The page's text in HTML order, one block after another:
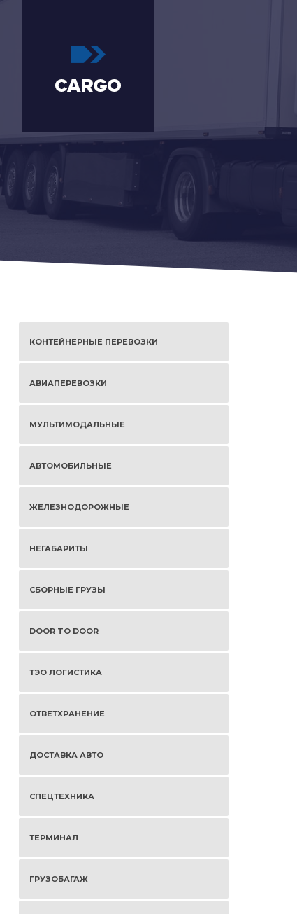
КОНТЕЙНЕРНЫЕ ПЕРЕВОЗКИ
АВИАПЕРЕВОЗКИ
МУЛЬТИМОДАЛЬНЫЕ
АВТОМОБИЛЬНЫЕ
ЖЕЛЕЗНОДОРОЖНЫЕ
НЕГАБАРИТЫ
СБОРНЫЕ ГРУЗЫ
DOOR TO DOOR
ТЭО ЛОГИСТИКА
ОТВЕТХРАНЕНИЕ
ДОСТАВКА АВТО
СПЕЦТЕХНИКА
ТЕРМИНАЛ
ГРУЗОБАГАЖ